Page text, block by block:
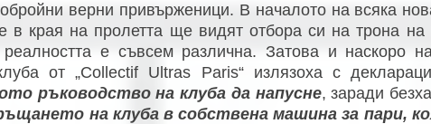
верни привърженици. В началото на всяка
в края на пролетта ще видят отбора си на трона
е съвсем различна. Затова и наскоро
от „Collectif Ultras Paris“ излязоха с
ръководство на клуба да напусне, заради
на клуба в собствена машина за пари,